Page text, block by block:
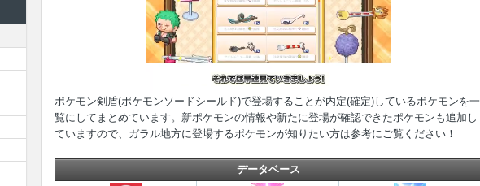
ポケモン剣盾(ポケモンソードシールド)で登場することが内定(確定)しているポケモンを一
覧にしてまとめています。新ポケモンの情報や新たに登場が確認できたポケモンも追加し
ていますので、ガラル地方に登場するポケモンが知りたい方は参考にご覧ください！
データベース